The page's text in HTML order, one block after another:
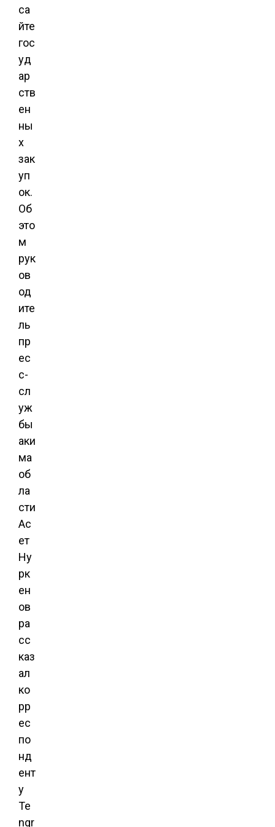
са
йте
гос
уд
ар
ств
ен
ны
х
зак
уп
ок.
Об
это
м
рук
ов
од
ите
ль
пр
ес
с-
сл
уж
бы
аки
ма
об
ла
сти
Ас
ет
Ну
рк
ен
ов
ра
сс
каз
ал
ко
рр
ес
по
нд
ент
у
Te
ngr